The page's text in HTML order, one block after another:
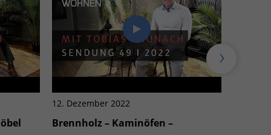
12. Dezember 2022
Brennholz – Kaminöfen –